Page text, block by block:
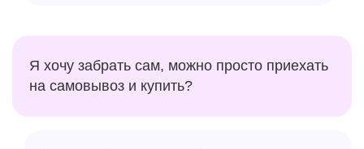
Я хочу забрать сам, можно просто приехать
на самовывоз и купить?